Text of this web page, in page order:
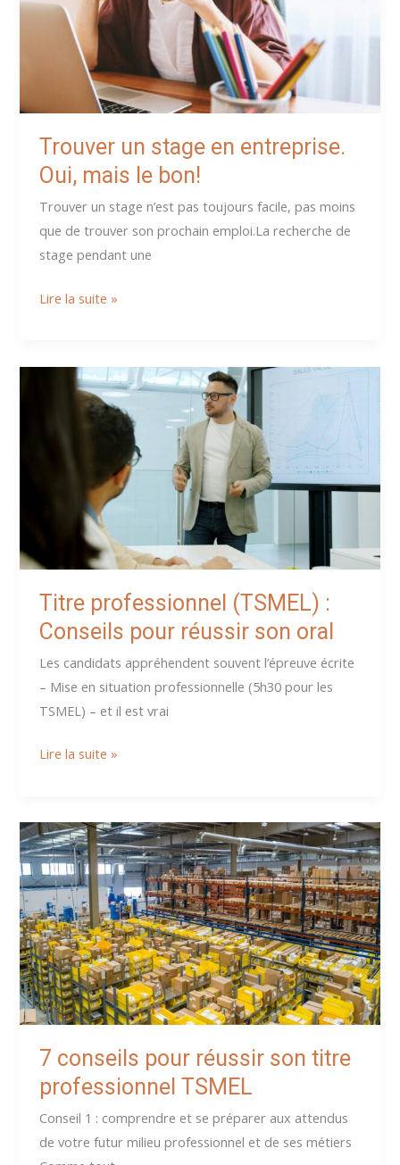
professionnel
Trouver un stage en entreprise.
Oui, mais le bon!
Trouver un stage n’est pas toujours facile, pas moins
que de trouver son prochain emploi.La recherche de
stage pendant une
Trouver
en
entreprise.
Lire la suite »
Titre professionnel (TSMEL) :
Conseils pour réussir son oral
Les candidats appréhendent souvent l’épreuve écrite
– Mise en situation professionnelle (5h30 pour les
TSMEL) – et il est vrai
Titre
:
Conseils
pour
réussir
son
oral
Lire la suite »
7 conseils pour réussir son titre
professionnel TSMEL
Conseil 1 : comprendre et se préparer aux attendus
de votre futur milieu professionnel et de ses métiers